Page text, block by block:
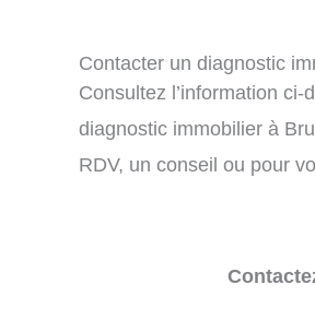
Contacter un diagnostic
Consultez l’information
diagnostic immobilier à
RDV, un conseil ou pour